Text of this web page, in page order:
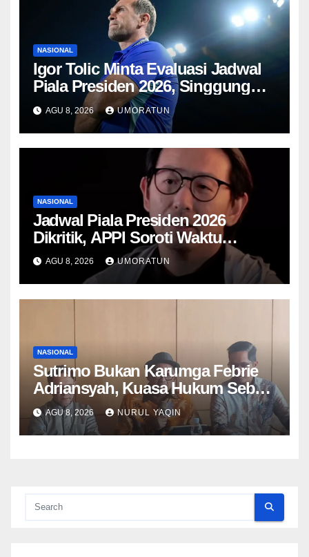
NASIONAL
Igor Tolic Minta Evaluasi Jadwal
Piala Presiden 2026, Singgung
Aturan FIFA soal Recovery 72
Jam
AGU 8, 2026 UMORATUN
NASIONAL
Jadwal Piala Presiden 2026
Dikritik, APPI Soroti Waktu
Pemulihan Pemain Hanya Satu
Hari
AGU 8, 2026 UMORATUN
NASIONAL
Sutrimo Bukan Karumga Febrie
Adriansyah, Kuasa Hukum Sebut
Hanya Menjaga Rumah Kosong
AGU 8, 2026 NURUL YAQIN